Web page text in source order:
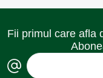
Fii primul care afla